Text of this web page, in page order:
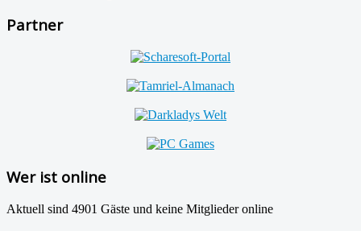
Partner
Wer ist online
Aktuell sind 4901 Gäste und keine Mitglieder online